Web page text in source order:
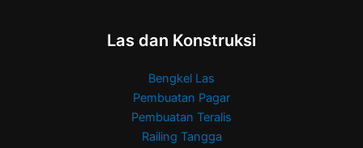
Las dan Konstruksi
Bengkel Las
Pembuatan Pagar
Pembuatan Teralis
Railing Tangga